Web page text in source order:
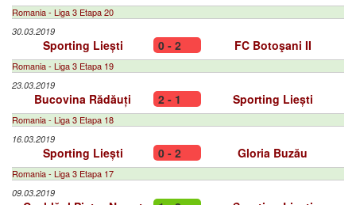
Romania - Liga 3 Etapa 20
30.03.2019
Sporting Liești 0 - 2 FC Botoşani II
Romania - Liga 3 Etapa 19
23.03.2019
Bucovina Rădăuți 2 - 1 Sporting Liești
Romania - Liga 3 Etapa 18
16.03.2019
Sporting Liești 0 - 2 Gloria Buzău
Romania - Liga 3 Etapa 17
09.03.2019